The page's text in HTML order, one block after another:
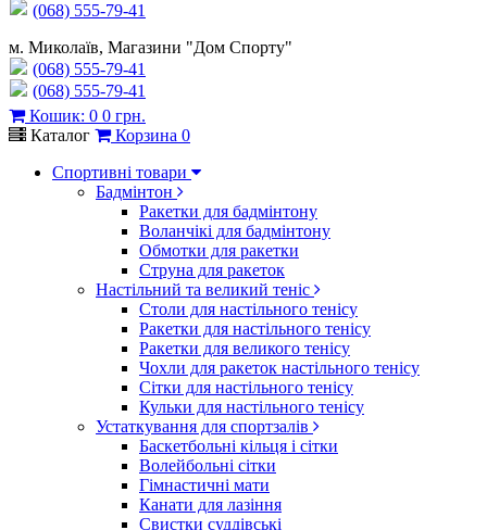
(068) 555-79-41
м. Миколаїв, Магазини "Дом Спорту"
(068) 555-79-41
(068) 555-79-41
Кошик: 0 0 грн.
Каталог
Корзина 0
Спортивні товари
Бадмінтон
Ракетки для бадмінтону
Воланчікі для бадмінтону
Обмотки для ракетки
Струна для ракеток
Настільний та великий теніс
Столи для настільного тенісу
Ракетки для настільного тенісу
Ракетки для великого тенісу
Чохли для ракеток настільного тенісу
Сітки для настільного тенісу
Кульки для настільного тенісу
Устаткування для спортзалів
Баскетбольні кільця і сітки
Волейбольні сітки
Гімнастичні мати
Канати для лазіння
Свистки суддівські